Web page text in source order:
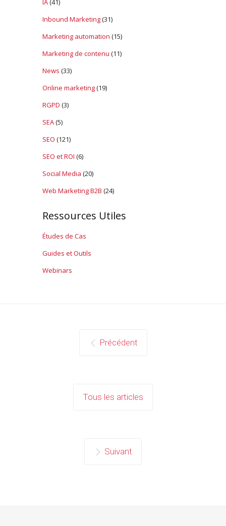
IA(41)
Inbound Marketing(31)
Marketing automation (15)
Marketing de contenu (11)
News (33)
Online marketing(19)
RGPD (3)
SEA(5)
SEO (121)
SEO et ROI (6)
Social Media (20)
Web Marketing B2B (24)
Ressources Utiles
Études de Cas
Guides et Outils
Webinars
Précédent
Tous les articles
Suivant